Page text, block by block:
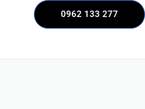
0962 133 277